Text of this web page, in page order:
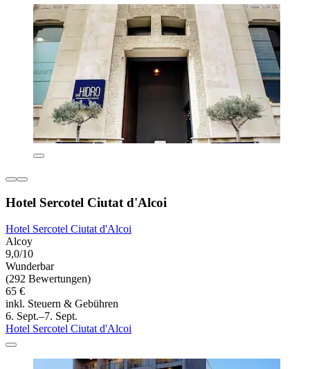
Hotel Sercotel Ciutat d'Alcoi
Hotel Sercotel Ciutat d'Alcoi
Alcoy
9,0/10
Wunderbar
(292 Bewertungen)
65 €
inkl. Steuern & Gebühren
6. Sept.–7. Sept.
Hotel Sercotel Ciutat d'Alcoi